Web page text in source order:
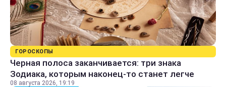
ГОРОСКОПЫ
Черная полоса заканчивается: три знака
Зодиака, которым наконец-то станет легче
08 августа 2026, 19:19